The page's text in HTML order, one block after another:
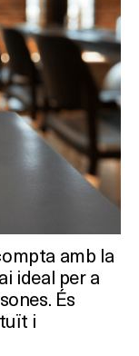
amb la
ideal per a
És
i